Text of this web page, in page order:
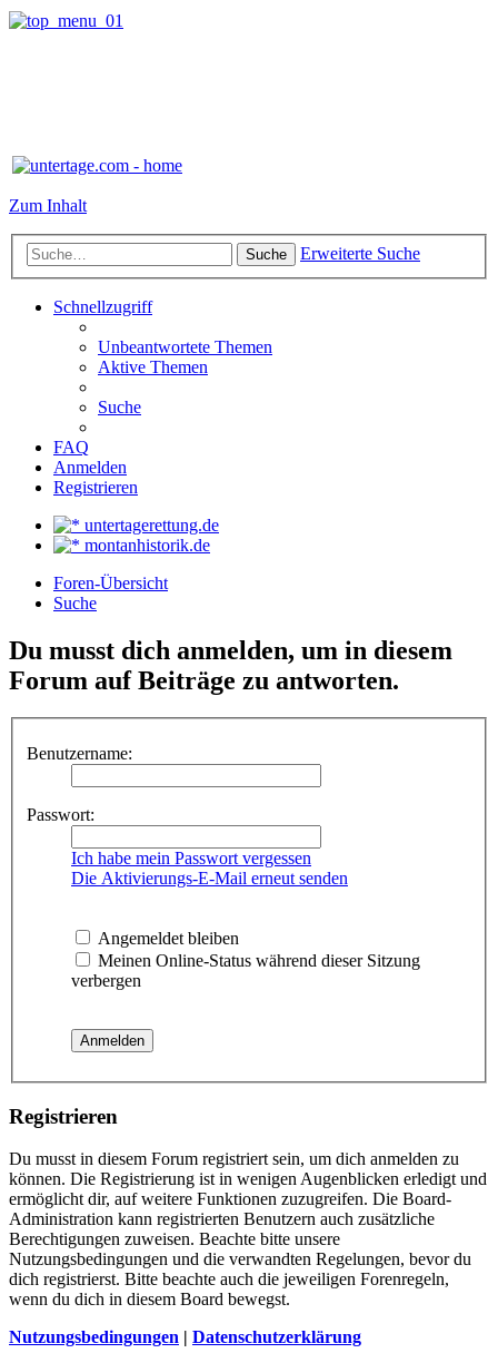
Zum Inhalt
Suche Erweiterte Suche
Schnellzugriff
Unbeantwortete Themen
Aktive Themen
Suche
FAQ
Anmelden
Registrieren
untertagerettung.de
montanhistorik.de
Foren-Übersicht
Suche
Du musst dich anmelden, um in diesem
Forum auf Beiträge zu antworten.
Benutzername:
Passwort:
Ich habe mein Passwort vergessen
Die Aktivierungs-E-Mail erneut senden
Angemeldet bleiben
Meinen Online-Status während dieser Sitzung
verbergen
Registrieren
Du musst in diesem Forum registriert sein, um dich anmelden zu
können. Die Registrierung ist in wenigen Augenblicken erledigt und
ermöglicht dir, auf weitere Funktionen zuzugreifen. Die Board-
Administration kann registrierten Benutzern auch zusätzliche
Berechtigungen zuweisen. Beachte bitte unsere
Nutzungsbedingungen und die verwandten Regelungen, bevor du
dich registrierst. Bitte beachte auch die jeweiligen Forenregeln,
wenn du dich in diesem Board bewegst.
Nutzungsbedingungen | Datenschutzerklärung